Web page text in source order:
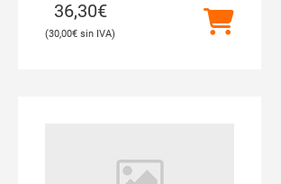
36,30€
30,00€